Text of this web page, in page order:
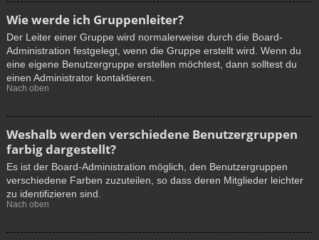
Wie werde ich Gruppenleiter?
Der Leiter einer Gruppe wird normalerweise durch die Board-
Administration festgelegt, wenn die Gruppe erstellt wird. Wenn du
eine eigene Benutzergruppe erstellen möchtest, dann solltest du
einen Administrator kontaktieren.
Nach oben
Weshalb werden verschiedene Benutzergruppen
farbig dargestellt?
Es ist der Board-Administration möglich, den Benutzergruppen
verschiedene Farben zuzuteilen, so dass deren Mitglieder leichter
zu identifizieren sind.
Nach oben